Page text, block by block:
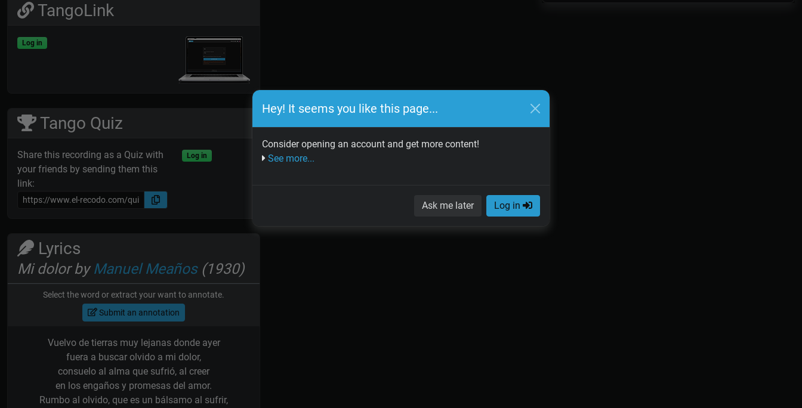
Hey! It seems you like this page...
Consider opening an account and get more content!
See more...
Ask me later Log in
TangoLink
Log in
Tango Quiz
Share this recording as a Quiz with
your friends by sending them this
link:
Log in
Lyrics
Mi dolor by Manuel Meaños(1930)
Select the word or extract your want to annotate.
Submit an annotation
Vuelvo de tierras muy lejanas donde ayer
fuera a buscar olvido a mi dolor,
consuelo al alma que sufrió, al creer
en los engaños y promesas del amor.
Rumbo al olvido, que es un bálsamo al sufrir,